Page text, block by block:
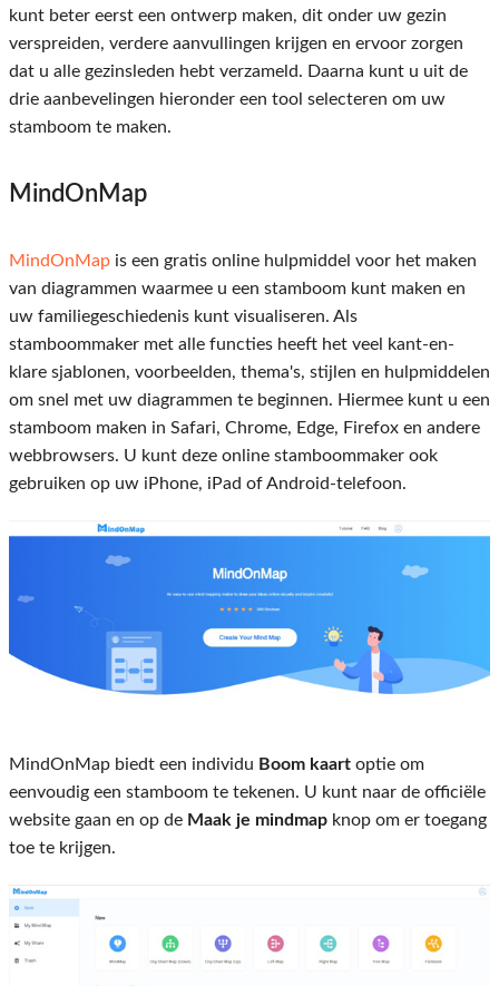
kunt beter eerst een ontwerp maken, dit onder uw gezin
verspreiden, verdere aanvullingen krijgen en ervoor zorgen
dat u alle gezinsleden hebt verzameld. Daarna kunt u uit de
drie aanbevelingen hieronder een tool selecteren om uw
stamboom te maken.
MindOnMap
MindOnMap is een gratis online hulpmiddel voor het maken
van diagrammen waarmee u een stamboom kunt maken en
uw familiegeschiedenis kunt visualiseren. Als
stamboommaker met alle functies heeft het veel kant-en-
klare sjablonen, voorbeelden, thema's, stijlen en hulpmiddelen
om snel met uw diagrammen te beginnen. Hiermee kunt u een
stamboom maken in Safari, Chrome, Edge, Firefox en andere
webbrowsers. U kunt deze online stamboommaker ook
gebruiken op uw iPhone, iPad of Android-telefoon.
MindOnMap biedt een individu Boom kaart optie om
eenvoudig een stamboom te tekenen. U kunt naar de officiële
website gaan en op de Maak je mindmap knop om er toegang
toe te krijgen.